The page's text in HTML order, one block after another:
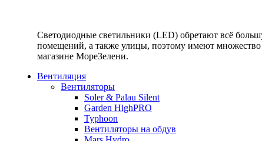
Светодиодные светильники (LED) обретают всё
помещений, а также улицы, поэтому имеют множество
магазине МореЗелени.
Вентиляция
Вентиляторы
Soler & Palau Silent
Garden HighPRO
Typhoon
Вентиляторы на обдув